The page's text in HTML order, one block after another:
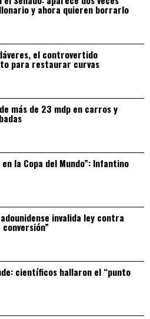
y ahora quieren borrarlo
el controvertido
para restaurar curvas
más de 23 mdp en carros y
la Copa del Mundo”: Infantino
invalida ley contra
científicos hallaron el “punto